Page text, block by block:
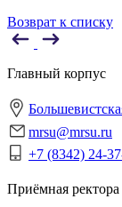
Возврат к списку
Главный корпус
mrsu@mrsu.ru
+7 (8342) 24-
Приёмная ректора